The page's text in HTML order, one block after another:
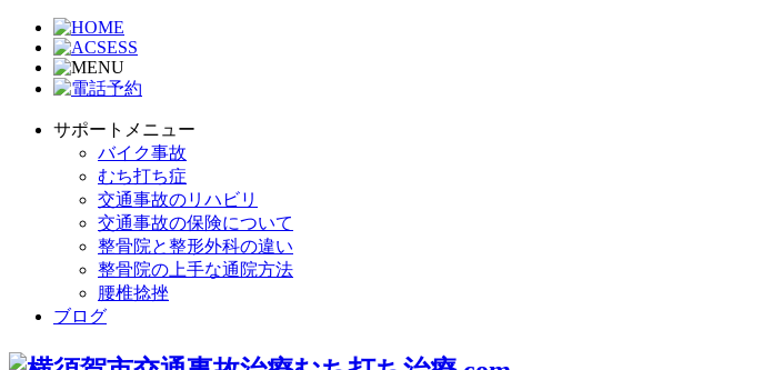
サポートメニュー
バイク事故
むち打ち症
交通事故のリハビリ
交通事故の保険について
整骨院と整形外科の違い
整骨院の上手な通院方法
腰椎捻挫
ブログ